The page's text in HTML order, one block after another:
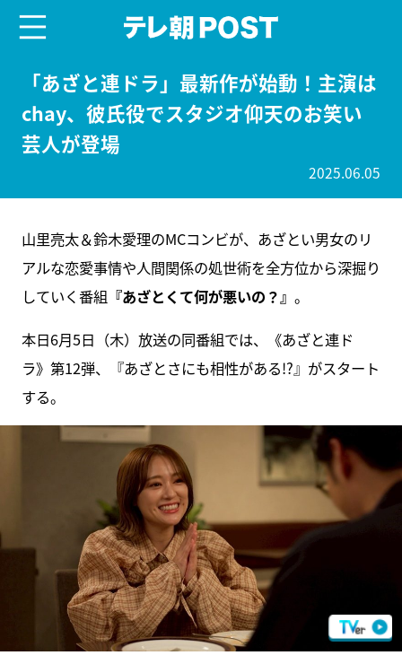
「あざと連ドラ」最新作が始動！主演は
chay、彼氏役でスタジオ仰天のお笑い
芸人が登場
2025.06.05
山里亮太＆鈴木愛理のMCコンビが、あざとい男女のリ
アルな恋愛事情や人間関係の処世術を全方位から深掘り
していく番組 『あざとくて何が悪いの？』 。
本日6月5日（木）放送の同番組では、《あざと連ド
ラ》第12弾、『あざとさにも相性がある!?』がスタート
する。